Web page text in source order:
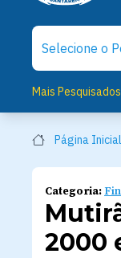
Mais
Página Inicial
Categoria:
2000